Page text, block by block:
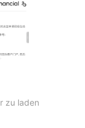
Ich habe
gestellt, ab
besorgt, we
Geld durchge
zu laden